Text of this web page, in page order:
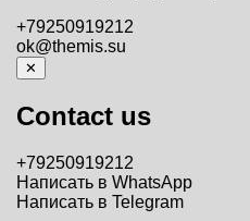
+79250919212
ok@themis.su
✕
Contact us
+79250919212
Написать в WhatsApp
Написать в Telegram